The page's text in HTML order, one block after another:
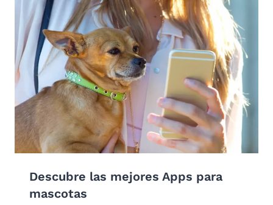
Descubre las mejores Apps para
mascotas